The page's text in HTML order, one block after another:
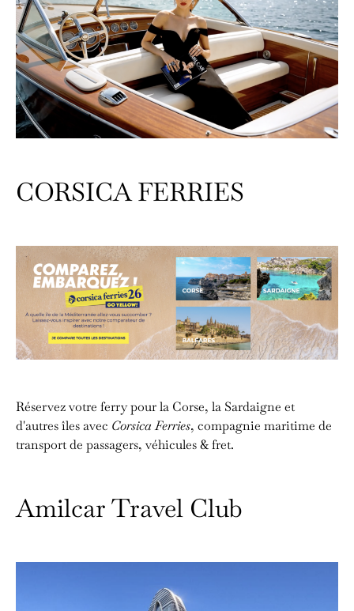
CORSICA FERRIES
Réservez votre ferry pour la Corse, la Sardaigne et
d'autres îles avec Corsica Ferries, compagnie maritime de
transport de passagers, véhicules & fret.
Amilcar Travel Club